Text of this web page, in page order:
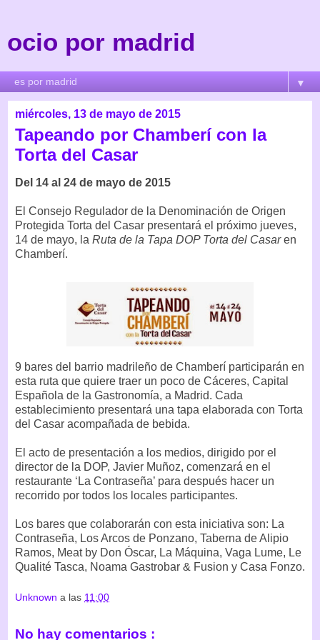
ocio por madrid
▼
miércoles, 13 de mayo de 2015
Tapeando por Chamberí con la
Torta del Casar
Del 14 al 24 de mayo de 2015
El Consejo Regulador de la Denominación de Origen
Protegida Torta del Casar presentará el próximo jueves,
14 de mayo, la Ruta de la Tapa DOP Torta del Casaren
Chamberí.
9 bares del barrio madrileño de Chamberí participarán en
esta ruta que quiere traer un poco de Cáceres, Capital
Española de la Gastronomía, a Madrid. Cada
establecimiento presentará una tapa elaborada con Torta
del Casar acompañada de bebida.
El acto de presentación a los medios, dirigido por el
director de la DOP, Javier Muñoz, comenzará en el
restaurante ‘La Contraseña’ para después hacer un
recorrido por todos los locales participantes.
Los bares que colaborarán con esta iniciativa son: La
Contraseña, Los Arcos de Ponzano, Taberna de Alipio
Ramos, Meat by Don Óscar, La Máquina, Vaga Lume, Le
Qualité Tasca, Noama Gastrobar & Fusion y Casa Fonzo.
Unknown a las 11:00
No hay comentarios :